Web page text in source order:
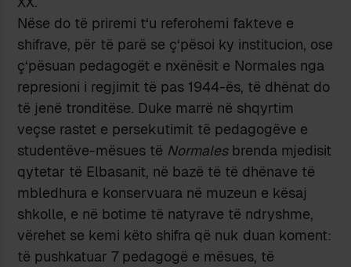
Nëse do të priremi t‘u referohemi fakteve e
shifrave, për të parë se ç‘pësoi ky institucion, ose
ç‘pësuan pedagogët e nxënësit e Normales nga
represioni i regjimit të pas 1944-ës, të dhënat do
të jenë tronditëse. Duke marrë në shqyrtim
veçse rastet e persekutimit të pedagogëve e
studentëve-mësues të Normalesbrenda mjedisit
qytetar të Elbasanit, në bazë të të dhënave të
mbledhura e konservuara në muzeun e kësaj
shkolle, e në botime të natyrave të ndryshme,
vërehet se kemi këto shifra që nuk duan koment:
të pushkatuar 7 pedagogë e mësues, të